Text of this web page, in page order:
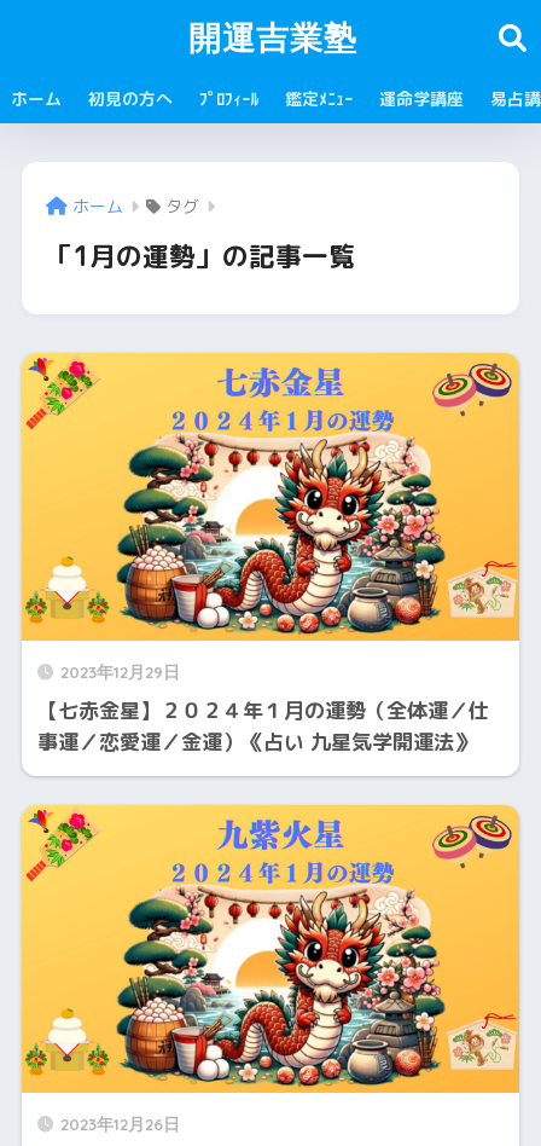
開運吉業塾
ホーム 初見の方へ ﾌﾟﾛﾌｨｰﾙ 鑑定ﾒﾆｭｰ 運命学講座 易占
ホーム タグ
「1月の運勢」の記事一覧
2023年12月29日
【七赤金星】２０２４年１月の運勢（全体運／仕
事運／恋愛運／金運）《占い 九星気学開運法》
2023年12月26日